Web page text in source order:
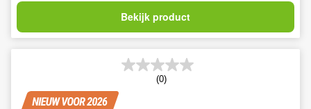
Bekijk product
(0)